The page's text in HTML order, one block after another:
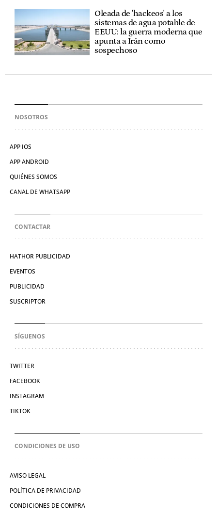
Oleada de 'hackeos' a los
sistemas de agua potable de
EEUU: la guerra moderna que
apunta a Irán como
sospechoso
NOSOTROS
APP IOS
APP ANDROID
QUIÉNES SOMOS
CANAL DE WHATSAPP
CONTACTAR
HATHOR PUBLICIDAD
EVENTOS
PUBLICIDAD
SUSCRIPTOR
SÍGUENOS
TWITTER
FACEBOOK
INSTAGRAM
TIKTOK
CONDICIONES DE USO
AVISO LEGAL
POLÍTICA DE PRIVACIDAD
CONDICIONES DE COMPRA